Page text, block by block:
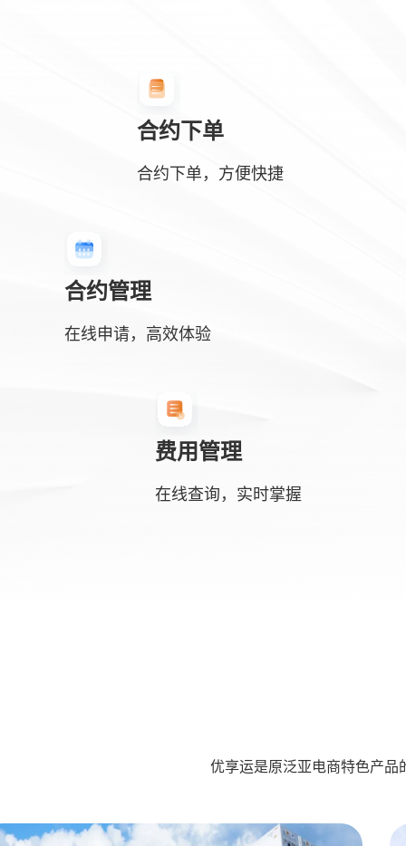
合约下单
合约下单，方便快捷
合约管理
在线申请，高效体验
费用管理
在线查询，实时掌握
优享运是原泛亚电商特色产品